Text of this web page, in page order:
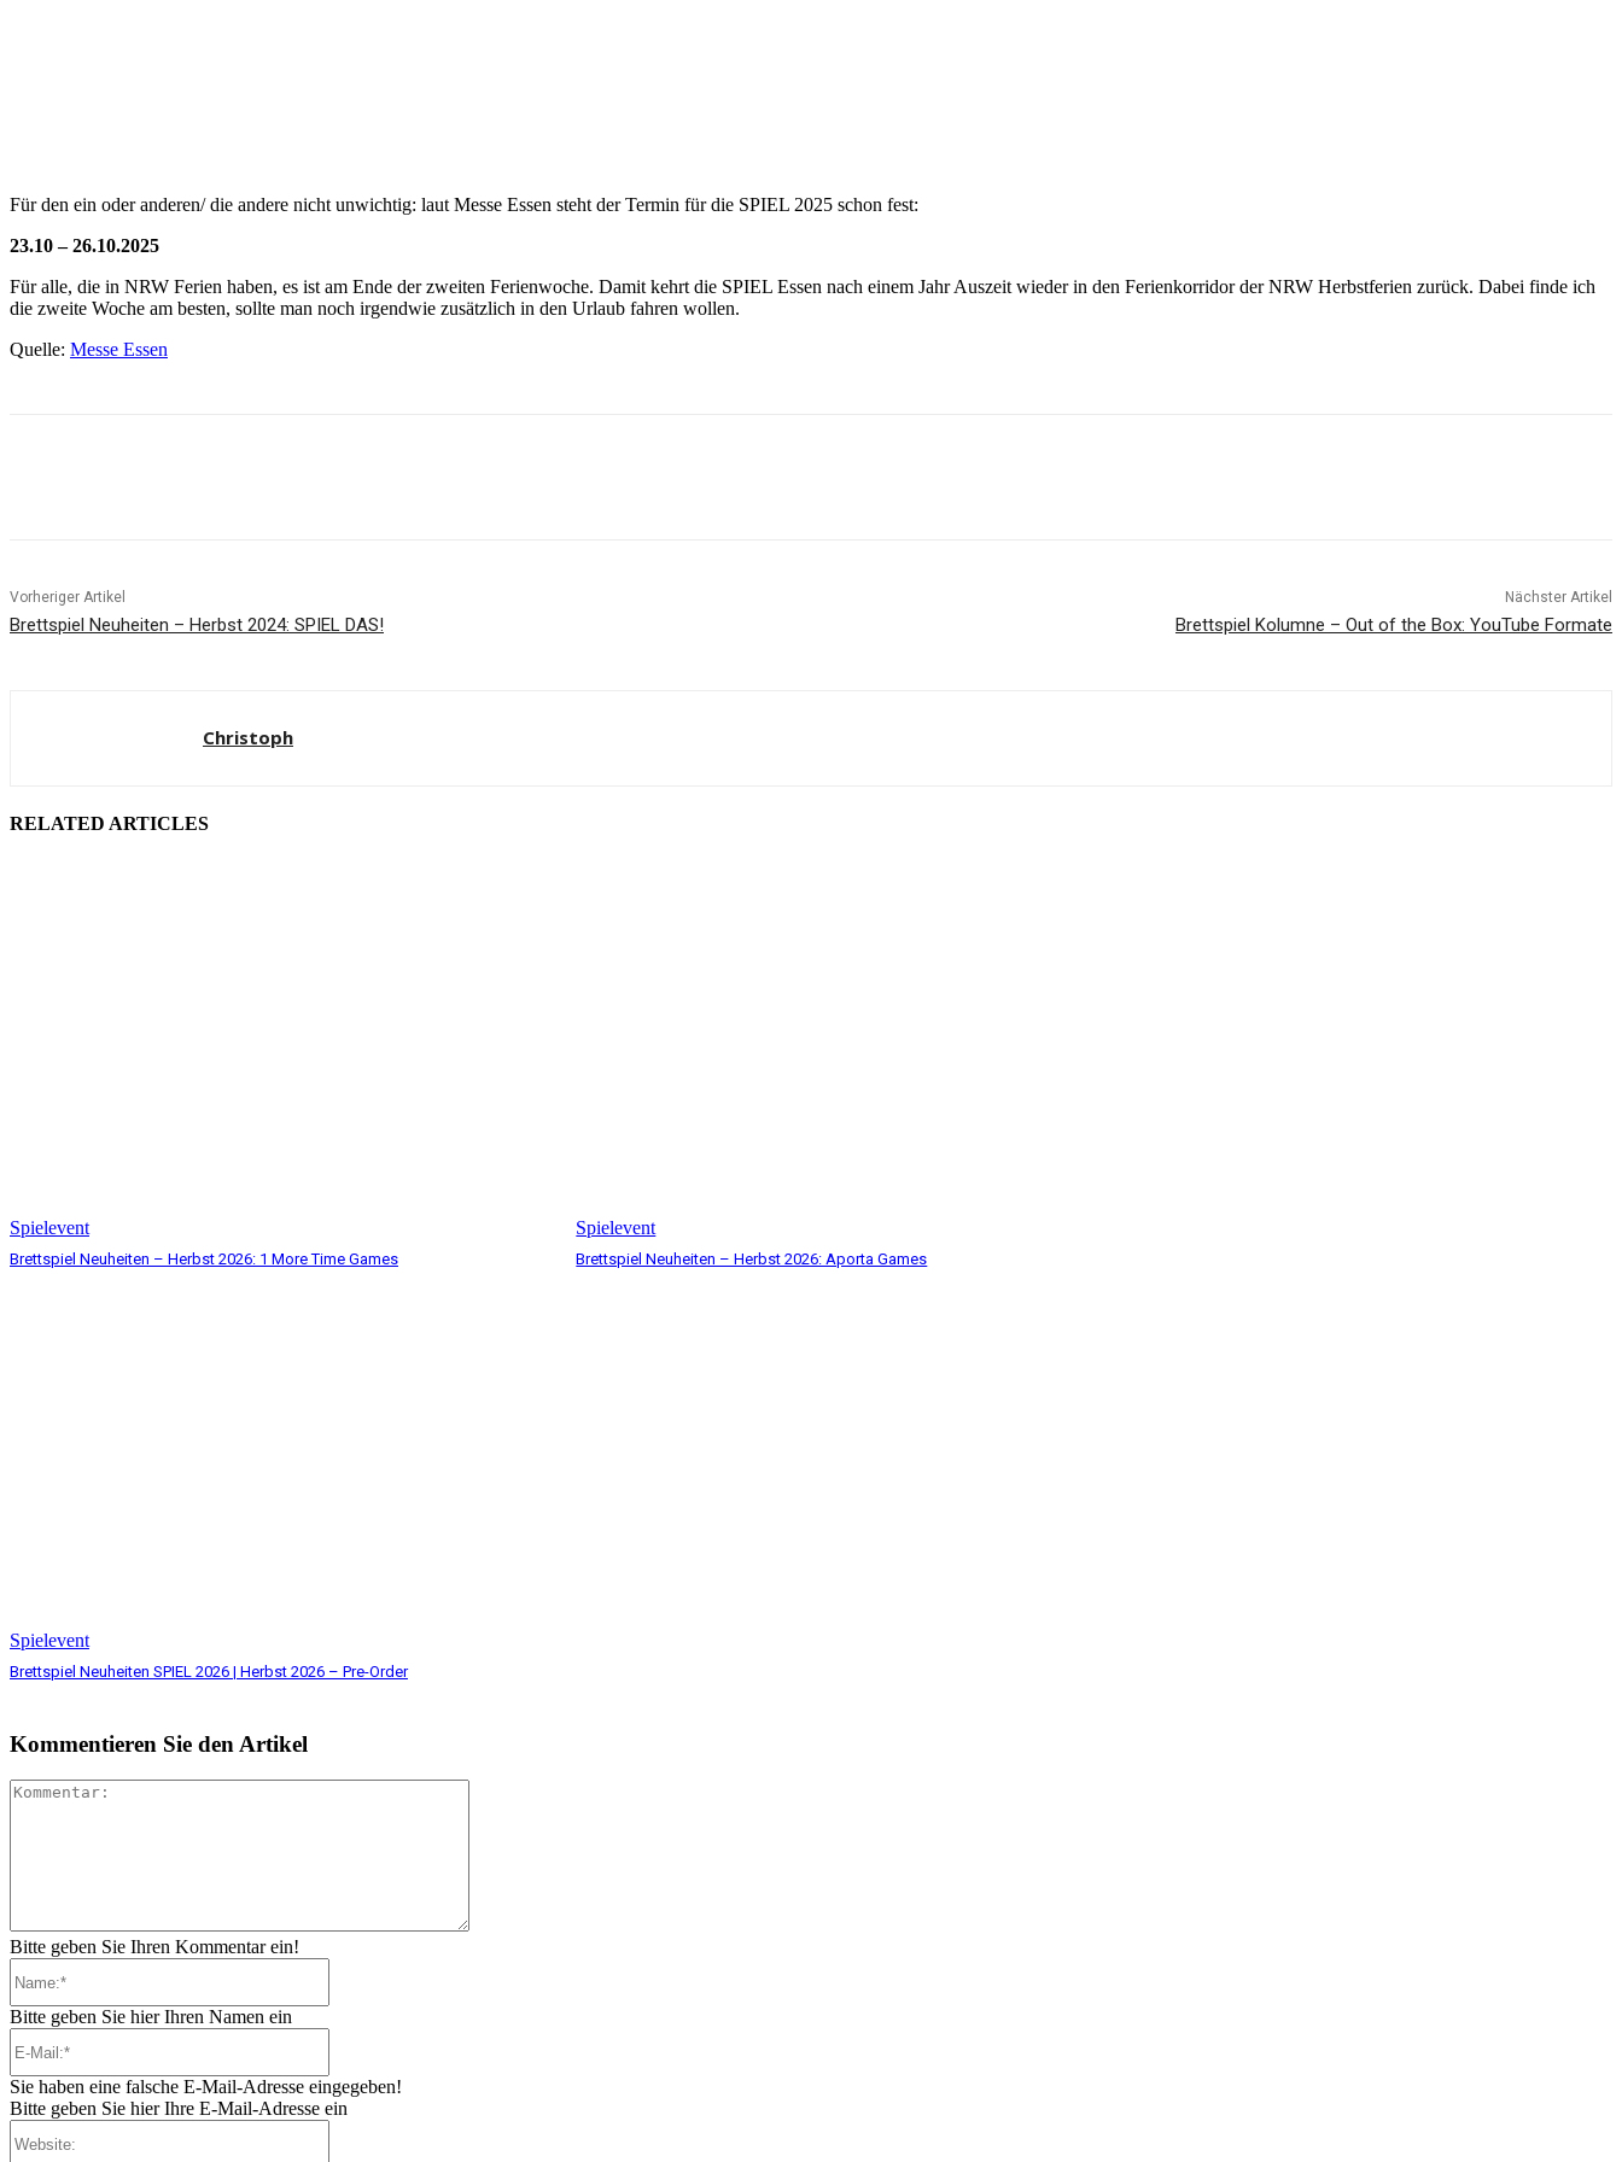
Für den ein oder anderen/ die andere nicht unwichtig: laut Messe Essen steht der Termin für die SPIEL 2025 schon fest:
23.10 – 26.10.2025
Für alle, die in NRW Ferien haben, es ist am Ende der zweiten Ferienwoche. Damit kehrt die SPIEL Essen nach einem Jahr Auszeit wieder in den Ferienkorridor der NRW Herbstferien zurück. Dabei finde ich
die zweite Woche am besten, sollte man noch irgendwie zusätzlich in den Urlaub fahren wollen.
Quelle: Messe Essen
Vorheriger Artikel
Brettspiel Neuheiten – Herbst 2024: SPIEL DAS!
Nächster Artikel
Brettspiel Kolumne – Out of the Box: YouTube Formate
Christoph
RELATED ARTICLES
Spielevent
Brettspiel Neuheiten – Herbst 2026: 1 More Time Games
Spielevent
Brettspiel Neuheiten – Herbst 2026: Aporta Games
Spielevent
Brettspiel Neuheiten SPIEL 2026 | Herbst 2026 – Pre-Order
Kommentieren Sie den Artikel
Bitte geben Sie Ihren Kommentar ein!
Bitte geben Sie hier Ihren Namen ein
Sie haben eine falsche E-Mail-Adresse eingegeben!
Bitte geben Sie hier Ihre E-Mail-Adresse ein